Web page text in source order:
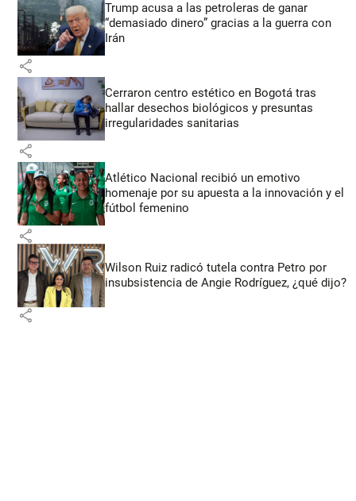
Trump acusa a las petroleras de ganar
“demasiado dinero” gracias a la guerra con
Irán
share
Cerraron centro estético en Bogotá tras
hallar desechos biológicos y presuntas
irregularidades sanitarias
share
Atlético Nacional recibió un emotivo
homenaje por su apuesta a la innovación y el
fútbol femenino
share
Wilson Ruiz radicó tutela contra Petro por
insubsistencia de Angie Rodríguez, ¿qué dijo?
share